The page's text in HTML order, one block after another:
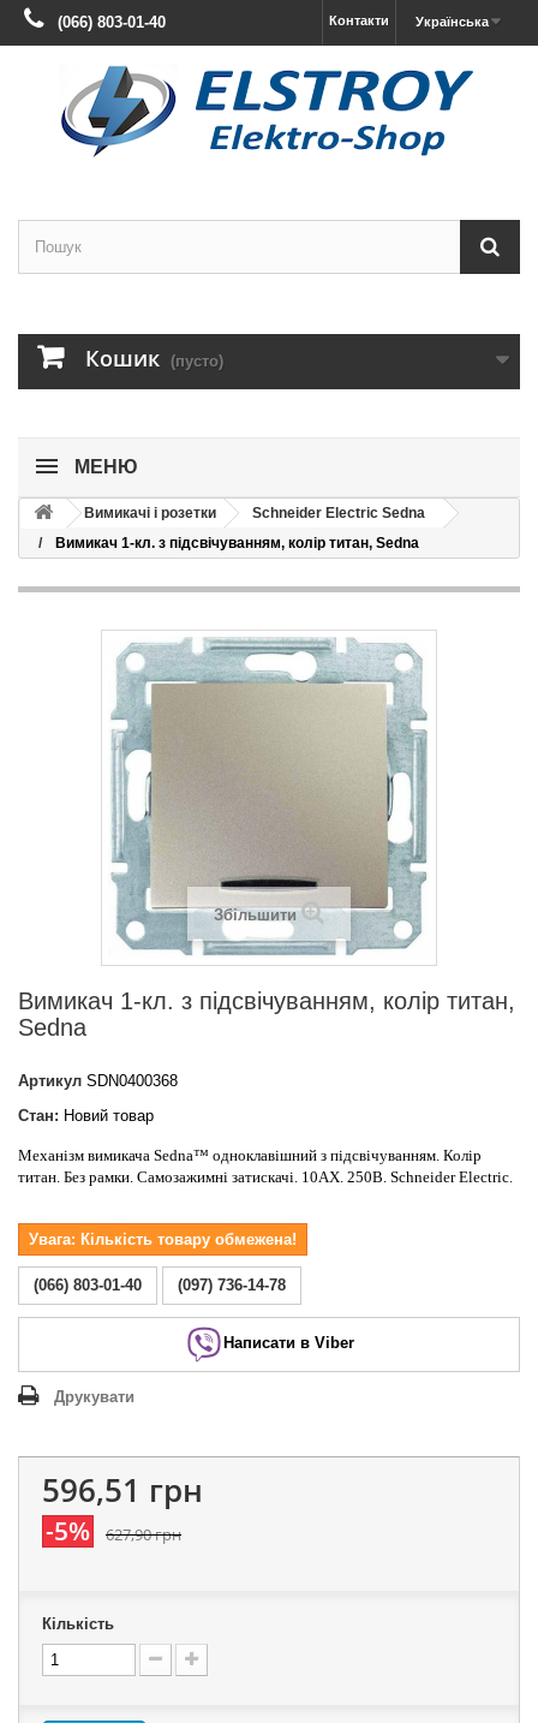
Українська
Контакти
(066) 803-01-40
Кошик (пусто)
МЕНЮ
Вимикачі і розетки
Schneider Electric Sedna
Вимикач 1-кл. з підсвічуванням, колір титан, Sedna
Збільшити
Вимикач 1-кл. з підсвічуванням, колір титан,
Sedna
Артикул SDN0400368
Стан: Новий товар
Механізм вимикача Sedna™ одноклавішний з підсвічуванням. Колір
титан. Без рамки. Самозажимні затискачі. 10АХ. 250В. Schneider Electric.
Увага: Кількість товару обмежена!
(066) 803-01-40 (097) 736-14-78
Написати в Viber
Друкувати
596,51 грн
-5% 627,90 грн
Кількість